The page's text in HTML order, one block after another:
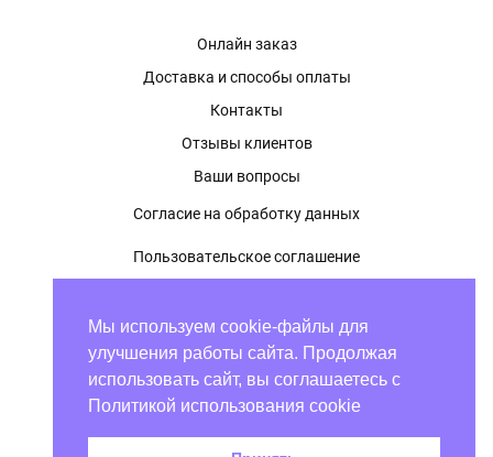
Онлайн заказ
Доставка и способы оплаты
Контакты
Отзывы клиентов
Ваши вопросы
Согласие на обработку данных
Пользовательское соглашение
Оферта
7 800 222 90 49
7 843 203 92 20
Мы используем cookie-файлы для
улучшения работы сайта. Продолжая
использовать сайт, вы соглашаетесь с
Политикой использования cookie